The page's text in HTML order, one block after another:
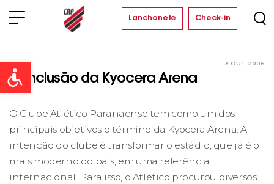
Open toolbar
Lanchonete Check-in
3 OUT 2006
Conclusão da Kyocera Arena
O Clube Atlético Paranaense tem como um dos
principais objetivos o término da Kyocera Arena. A
intenção do clube é transformar o estádio, que já é o
mais moderno do país, em uma referência
internacional. Para isso, o Atlético procurou diversos